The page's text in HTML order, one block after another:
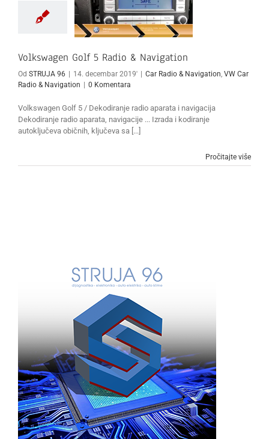
VW
Car Radio & Navigation
Volkswagen Golf 5 Radio & Navigation
Od STRUJA 96 | 14. decembar 2019' | Car Radio & Navigation, VW Car
Radio & Navigation | 0 Komentara
Volkswagen Golf 5 / Dekodiranje radio aparata i navigacija
Dekodiranje radio aparata, navigacije ... Izrada i kodiranje
autoključeva običnih, ključeva sa [...]
Pročitajte više